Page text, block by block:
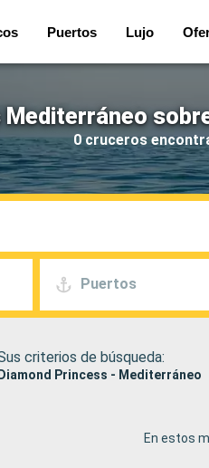
Puertos Lujo
0 cruceros
Puertos
criterios de búsqueda:
Princess - Mediterráneo
En estos